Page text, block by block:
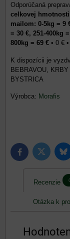
celkovej
mailom: 0-5kg = 9
= 30 €, 251-400kg
800kg = 69 € • 0 € •
BEBRAVOU,
BYSTRICA
Výrobca: Morafis
FacebookTwitter
Recenzie
Otázka k